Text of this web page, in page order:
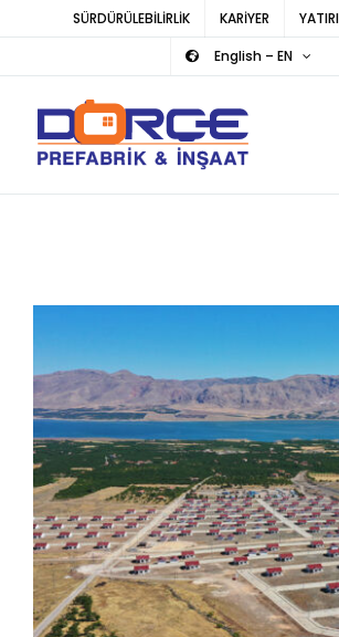
SÜRDÜRÜLEBİLİRLİK KARİYER
English – EN